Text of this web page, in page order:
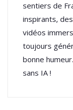
sentiers de
inspirants,
vidéos
toujours
bonne
sans IA !